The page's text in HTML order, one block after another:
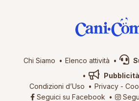
Chi Siamo Elenco attività
Pubblicità
Condizioni d’Uso
Privacy-
Seguici su Facebook